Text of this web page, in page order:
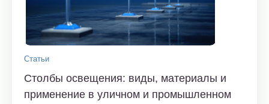
Статьи
Столбы освещения: виды, материалы и
применение в уличном и промышленном